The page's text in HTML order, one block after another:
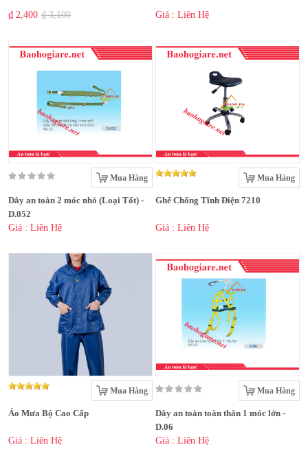
₫ 2,400 ₫ 3,100 Giá : Liên Hệ
Mua Hàng
Dây an toàn 2 móc nhỏ (Loại Tốt) -
D.052
Giá : Liên Hệ
Mua Hàng
Ghế Chống Tĩnh Điện 7210
Giá : Liên Hệ
Mua Hàng
Áo Mưa Bộ Cao Cấp
Giá : Liên Hệ
Mua Hàng
Dây an toàn toàn thân 1 móc lớn -
D.06
Giá : Liên Hệ